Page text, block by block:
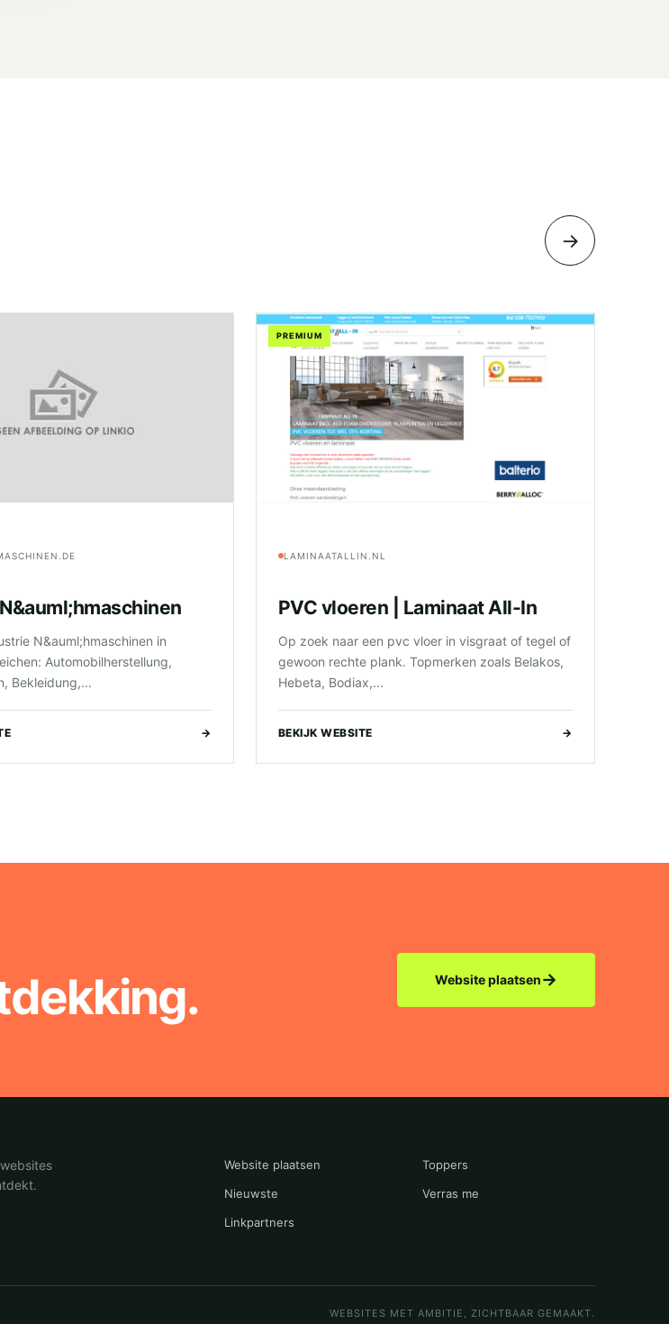
→
N&auml;hmaschinen in
Automobilherstellung,
Bekleidung,...
→
PREMIUM
LAMINAATALLIN.NL
PVC vloeren | Laminaat All-In
Op zoek naar een pvc vloer in visgraat of tegel of
gewoon rechte plank. Topmerken zoals Belakos,
Hebeta, Bodiax,...
BEKIJK WEBSITE →
Website plaatsen→
Website plaatsen
Toppers
Nieuwste
Verras me
Linkpartners
WEBSITES MET AMBITIE, ZICHTBAAR GEMAAKT.